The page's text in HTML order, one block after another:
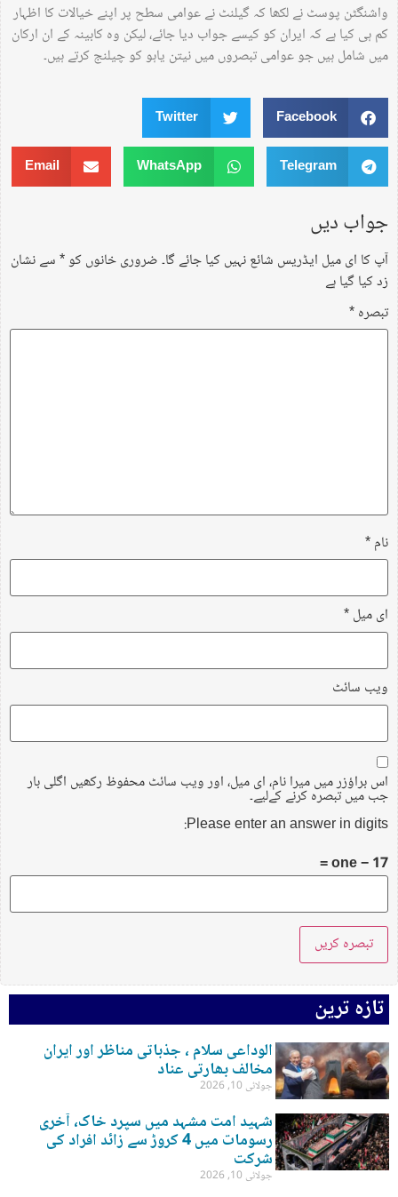
واشنگٹن پوسٹ نے لکھا کہ گیلنٹ نے عوامی سطح پر اپنے خیالات کا اظہار
کم ہی کیا ہے کہ ایران کو کیسے جواب دیا جائے، لیکن وہ کابینہ کے ان ارکان
میں شامل ہیں جو عوامی تبصروں میں نیتن یاہو کو چیلنج کرتے ہیں۔
Facebook
Twitter
Telegram
WhatsApp
Email
جواب دیں
آپ کا ای میل ایڈریس شائع نہیں کیا جائے گا۔ضروری خانوں کو*سے نشان
زد کیا گیا ہے
تبصرہ*
نام*
ای میل*
ویب‌ سائٹ
اس براؤزر میں میرا نام، ای میل، اور ویب سائٹ محفوظ رکھیں اگلی بار
جب میں تبصرہ کرنے کےلیے۔
Please enter an answer in digits:
17 − one =
تازہ ترین
الوداعی سلام ، جذباتی مناظر اور ایران
مخالف بھارتی عناد
جولائی 10, 2026
شہید امت مشہد میں سپرد خاک، آخری
رسومات میں 4 کروڑ سے زائد افراد کی
شرکت
جولائی 10, 2026